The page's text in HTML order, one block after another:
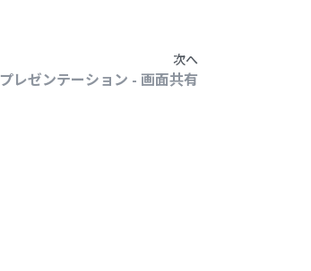
次へ
プレゼンテーション - 画面共有